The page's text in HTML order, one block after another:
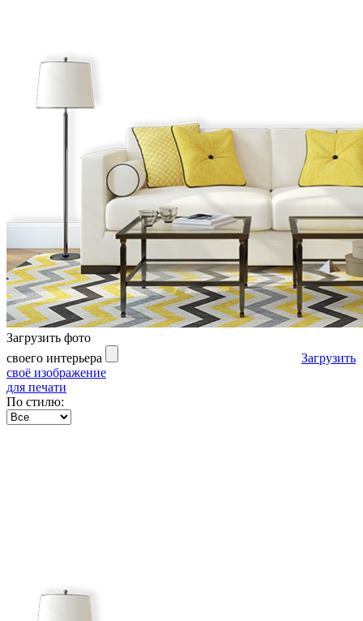
Загрузить фото
своего интерьера
Загрузить
своё изображение
для печати
По стилю: